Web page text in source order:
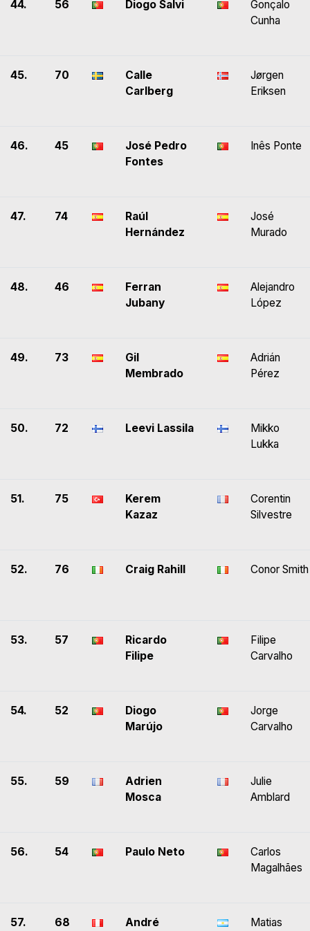
44. 56 Diogo Salvi
Gonçalo
Cunha
45. 70
Calle
Carlberg
Jørgen
Eriksen
46. 45
José Pedro
Fontes
Inês Ponte
47. 74
Raúl
Hernández
José
Murado
48. 46
Ferran
Jubany
Alejandro
López
49. 73
Gil
Membrado
Adrián
Pérez
50. 72 Leevi Lassila
Mikko
Lukka
51. 75
Kerem
Kazaz
Corentin
Silvestre
52. 76 Craig Rahill Conor Smith
53. 57
Ricardo
Filipe
Filipe
Carvalho
54. 52
Diogo
Marújo
Jorge
Carvalho
55. 59
Adrien
Mosca
Julie
Amblard
56. 54 Paulo Neto
Carlos
Magalhães
57. 68
André
Matias